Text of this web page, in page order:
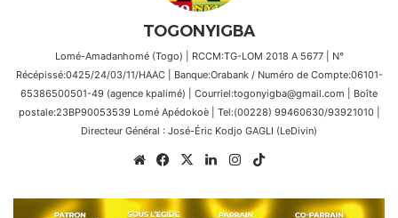
TOGONYIGBA
Lomé-Amadanhomé (Togo) | RCCM:TG-LOM 2018 A 5677 | N°
Récépissé:0425/24/03/11/HAAC | Banque:Orabank / Numéro de Compte:06101-
65386500501-49 (agence kpalimé) | Courriel:togonyigba@gmail.com | Boîte
postale:23BP90053539 Lomé Apédokoè | Tel:(00228) 99460630/93921010 |
Directeur Général : José-Éric Kodjo GAGLI (LeDivin)
WebsiteFacebook
X LinkedinInstagram